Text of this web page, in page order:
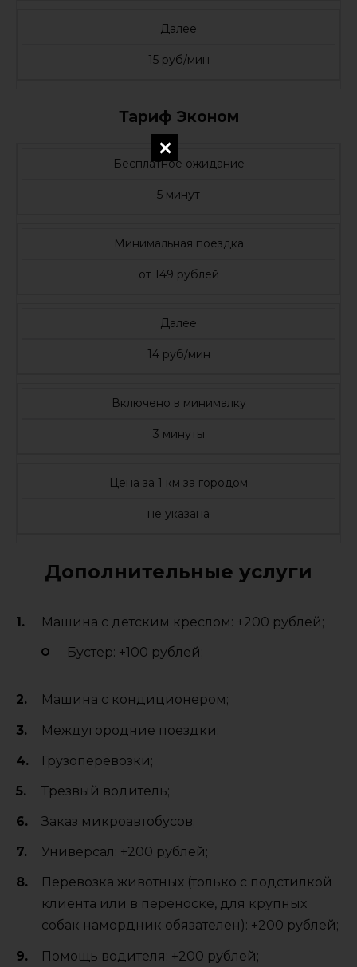
Далее
15 руб/мин
Тариф Эконом
Бесплатное ожидание
5 минут
Минимальная поездка
от 149 рублей
Далее
14 руб/мин
Включено в минималку
3 минуты
Цена за 1 км за городом
не указана
Дополнительные услуги
Машина с детским креслом: +200 рублей;
Бустер: +100 рублей;
Машина с кондиционером;
Междугородние поездки;
Грузоперевозки;
Трезвый водитель;
Заказ микроавтобусов;
Универсал: +200 рублей;
Перевозка животных (только с подстилкой
клиента или в переноске, для крупных
собак намордник обязателен): +200 рублей;
Помощь водителя: +200 рублей;